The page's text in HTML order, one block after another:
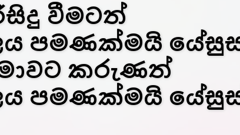
වීමටත්
පමණක්මයි
කරුණත්
පමණක්මයි